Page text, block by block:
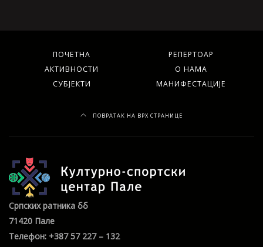
ПОЧЕТНА
РЕПЕРТОАР
АКТИВНОСТИ
О НАМА
СУБЈЕКТИ
МАНИФЕСТАЦИЈЕ
ПОВРАТАК НА ВРХ СТРАНИЦЕ
Српских ратника бб
71420 Пале
Телефон: +387 57 227 – 132